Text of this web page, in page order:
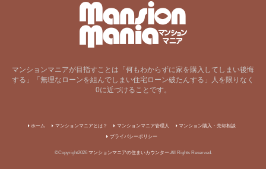
マンションマニアが目指すことは「何もわからずに家を購入してしまい後悔
する」「無理なローンを組んでしまい住宅ローン破たんする」人を限りなく
0に近づけることです。
ホーム マンションマニアとは？ マンションマニア管理人
マンション購入・売却相談
プライバシーポリシー
©Copyright2026 マンションマニアの住まいカウンター .All Rights Reserved.